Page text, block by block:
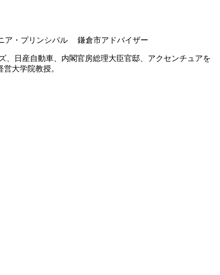
ア・プリンシパル 鎌倉市アドバイザー
日産自動車、内閣官房総理大臣官邸、アクセンチュアを
大学院教授。